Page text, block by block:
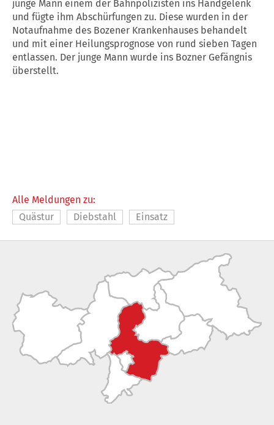
junge Mann einem der Bahnpolizisten ins Handgelenk
und fügte ihm Abschürfungen zu. Diese wurden in der
Notaufnahme des Bozener Krankenhauses behandelt
und mit einer Heilungsprognose von rund sieben Tagen
entlassen. Der junge Mann wurde ins Bozner Gefängnis
überstellt.
Alle Meldungen zu:
Quästur
Diebstahl Einsatz